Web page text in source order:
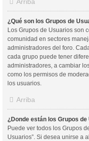
¿Qué son los Grupos de
Los Grupos de Usuarios son
comunidad en sectores
administradores del foro.
cada grupo puede tener
administradores, a cambiar
como los permisos de
los usuarios.
Arriba
¿Donde están los Grupos
Puede ver todos los Grupos
Usuarios”. Si desea unirse a